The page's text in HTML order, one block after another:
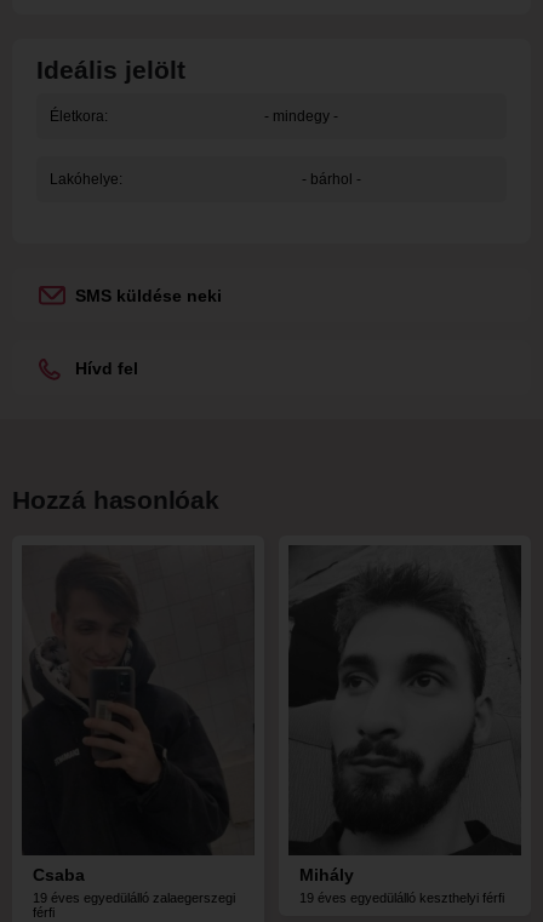
Ideális jelölt
Életkora: - mindegy -
Lakóhelye: - bárhol -
SMS küldése neki
Hívd fel
Hozzá hasonlóak
Csaba
19 éves egyedülálló zalaegerszegi
férfi
Mihály
19 éves egyedülálló keszthelyi férfi